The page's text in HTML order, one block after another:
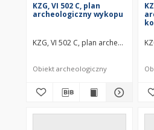
KZG, VI 502 C, plan
archeologiczny wykopu
KZG, VI 502 C, plan archeologiczny
Obiekt archeologiczny